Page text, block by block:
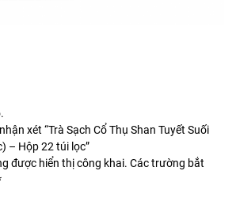
xét “Trà Sạch Cổ Thụ Shan Tuyết Suối
– Hộp 22 túi lọc”
được hiển thị công khai. Các trường bắt